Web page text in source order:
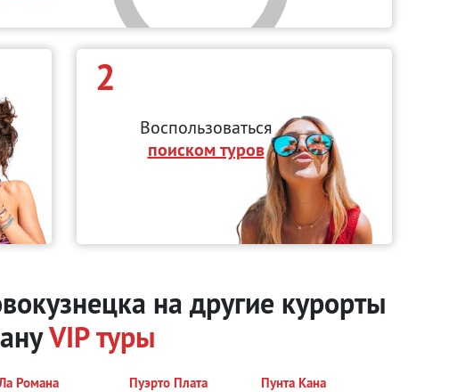
2
Воспользоваться
поиском туров
на другие курорты
VIP туры
Романа Пуэрто Плата Пунта Кана